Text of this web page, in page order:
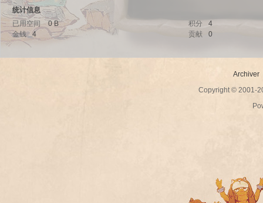
uz!
统计信息
已用空间
0 B 积分
4
金钱
4 贡献 0
Archiver
Copyright © 2001-